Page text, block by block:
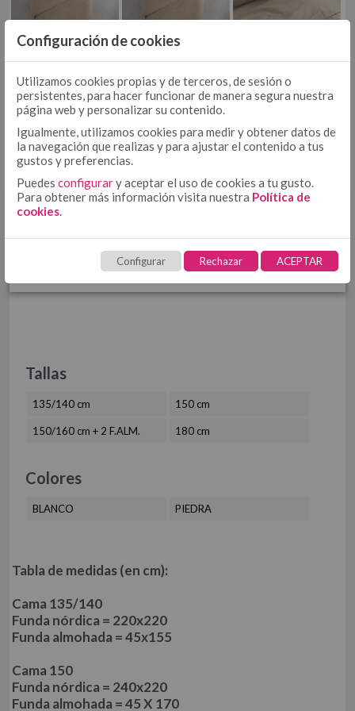
COJÍN
COJÍN 50/50
COJÍN TEJIDO
MULTIUSOS
PLAIDS
MANTITAS
CUBRECANAPÉ
CUBRECANAPÉ CON VELCRO
CUBRECANAPÉ TIPO COLCHA
RELLENO NÓRDICO
RELLENO NÓRDICO DE MICROFIBRA
PROTECTORES
PROTECTOR DE ALMOHADA DE TENCEL + PU
PROTECTOR DE COLCHÓN DE TENCEL + PU
SERVILLETAS
TELIA
JUEGOS DE SÁBANAS
FUNDA NÓRDICA DE ALGODÓN
JUEGOS DE SÁBANAS ALGODÓN
MANTA
FUNDA NÓRDICA ALGODÓN ORGÁNICO
BAJERA AJUSTABLE ALGODÓN ORGÁNICO
FUNDA DE COJÍN
TEJIDO ESTAMPADO
OTROS TEJIDOS
96 291 56 18
Solicitaaquítu acceso. Solo
profesionales
Tallas
135/140 cm 150 cm
150/160 cm + 2 F.ALM. 180 cm
Colores
BLANCO PIEDRA
Tabla de medidas (en cm):
Cama 135/140
Funda nórdica = 220x220
Funda almohada = 45x155
Cama 150
Funda nórdica = 240x220
Funda almohada = 45 X 170
Configuración de cookies
Utilizamos cookies propias y de terceros, de sesión o
persistentes, para hacer funcionar de manera segura nuestra
página web y personalizar su contenido.
Igualmente, utilizamos cookies para medir y obtener datos de
la navegación que realizas y para ajustar el contenido a tus
gustos y preferencias.
Puedes configurary aceptar el uso de cookies a tu gusto.
Para obtener más información visita nuestra Política de
cookies
Configurar Rechazar ACEPTAR